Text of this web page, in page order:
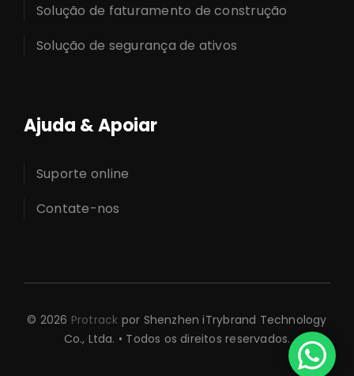
Solução de faturamento de construção
Solução de segurança de ativos
Ajuda & Apoiar
Suporte online
Contate-nos
© 2026 Protrack por Shenzhen iTrybrand Technology
Co., Ltda. • Todos os direitos reservados.